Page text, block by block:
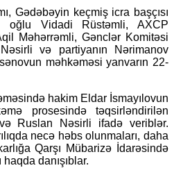
Gədəbəyin keçmiş icra başçısı
oğlu Vidadi Rüstəmli, AXCP
Məhərrəmli, Gənclər Komitəsi
və partiyanın Nərimanov
məhkəməsi yanvarın 22-
hakim Eldar İsmayılovun
prosesində təqsirləndirilən
Ruslan Nəsirli ifadə veriblər.
necə həbs olunmaları, daha
Qarşı Mübarizə İdarəsində
danışıblar.